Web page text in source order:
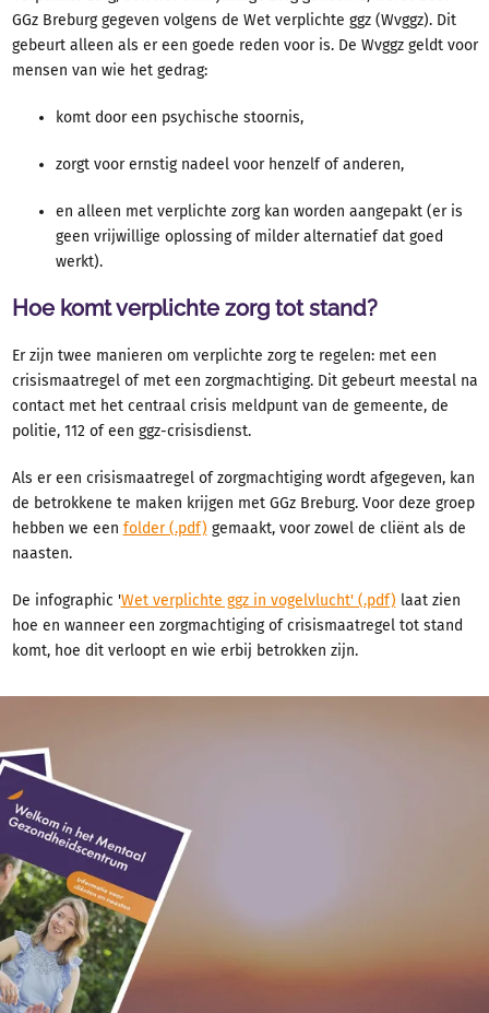
GGz Breburg gegeven volgens de Wet verplichte ggz (Wvggz). Dit
gebeurt alleen als er een goede reden voor is. De Wvggz geldt voor
mensen van wie het gedrag:
komt door een psychische stoornis,
zorgt voor ernstig nadeel voor henzelf of anderen,
en alleen met verplichte zorg kan worden aangepakt (er is
geen vrijwillige oplossing of milder alternatief dat goed
werkt).
Hoe komt verplichte zorg tot stand?
Er zijn twee manieren om verplichte zorg te regelen: met een
crisismaatregel of met een zorgmachtiging. Dit gebeurt meestal na
contact met het centraal crisis meldpunt van de gemeente, de
politie, 112 of een ggz-crisisdienst.
Als er een crisismaatregel of zorgmachtiging wordt afgegeven, kan
de betrokkene te maken krijgen met GGz Breburg. Voor deze groep
hebben we een folder (.pdf) gemaakt, voor zowel de cliënt als de
naasten.
De infographic 'Wet verplichte ggz in vogelvlucht' (.pdf) laat zien
hoe en wanneer een zorgmachtiging of crisismaatregel tot stand
komt, hoe dit verloopt en wie erbij betrokken zijn.